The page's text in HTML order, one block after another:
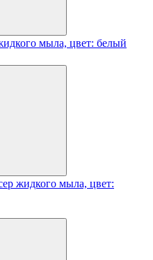
мыла, цвет: белый
жидкого мыла, цвет: